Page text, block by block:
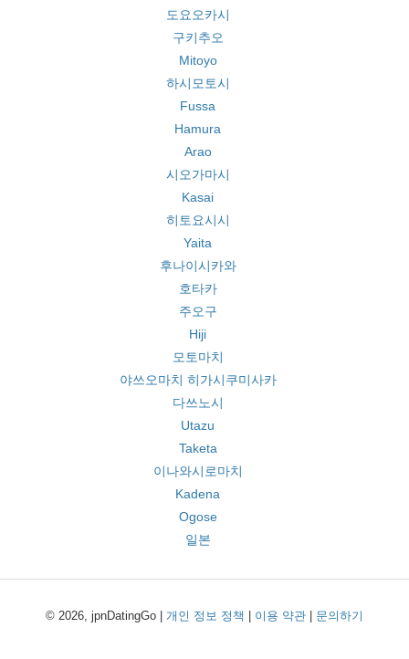
도요오카시
구키추오
Mitoyo
하시모토시
Fussa
Hamura
Arao
시오가마시
Kasai
히토요시시
Yaita
후나이시카와
호타카
주오구
Hiji
모토마치
야쓰오마치 히가시쿠미사카
다쓰노시
Utazu
Taketa
이나와시로마치
Kadena
Ogose
일본
© 2026, jpnDatingGo | 개인 정보 정책 이용 약관 문의하기